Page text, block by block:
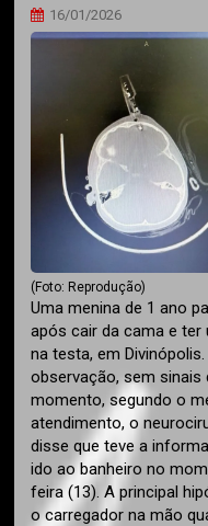
16/01/2026
(Foto: Reprodução)
Uma menina de 1 ano
após cair da cama e ter
na testa, em
observação, sem sinais
momento, segundo o
atendimento, o
disse que teve a
ido ao banheiro no
feira (13). A principal
o carregador na mão